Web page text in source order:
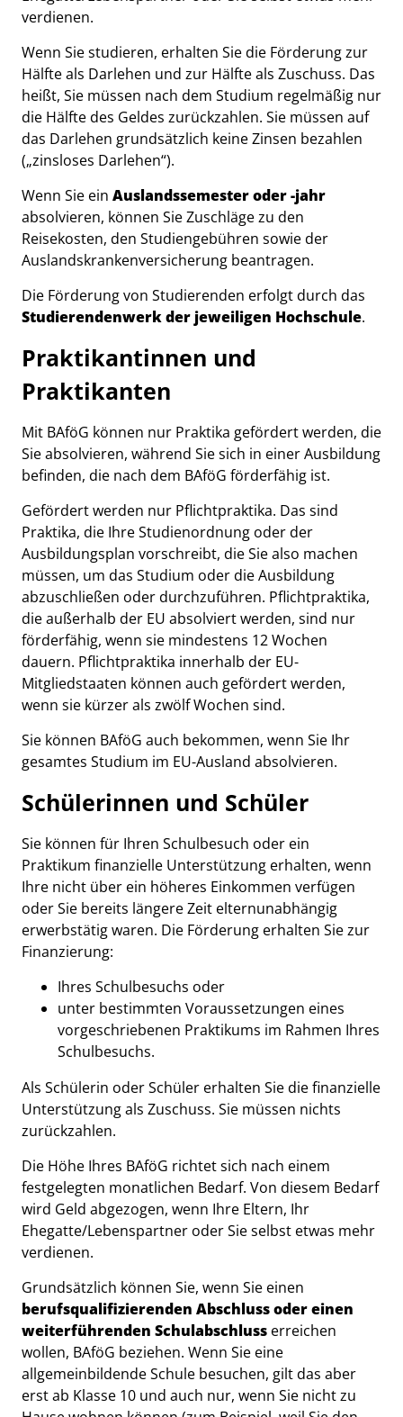
verdienen.
Wenn Sie studieren, erhalten Sie die Förderung zur
Hälfte als Darlehen und zur Hälfte als Zuschuss. Das
heißt, Sie müssen nach dem Studium regelmäßig nur
die Hälfte des Geldes zurückzahlen. Sie müssen auf
das Darlehen grundsätzlich keine Zinsen bezahlen
(„zinsloses Darlehen“).
Wenn Sie ein Auslandssemester oder -jahr
absolvieren, können Sie Zuschläge zu den
Reisekosten, den Studiengebühren sowie der
Auslandskrankenversicherung beantragen.
Die Förderung von Studierenden erfolgt durch das
Studierendenwerk der jeweiligen Hochschule.
Praktikantinnen und
Praktikanten
Mit BAföG können nur Praktika gefördert werden, die
Sie absolvieren, während Sie sich in einer Ausbildung
befinden, die nach dem BAföG förderfähig ist.
Gefördert werden nur Pflichtpraktika. Das sind
Praktika, die Ihre Studienordnung oder der
Ausbildungsplan vorschreibt, die Sie also machen
müssen, um das Studium oder die Ausbildung
abzuschließen oder durchzuführen. Pflichtpraktika,
die außerhalb der EU absolviert werden, sind nur
förderfähig, wenn sie mindestens 12 Wochen
dauern. Pflichtpraktika innerhalb der EU-
Mitgliedstaaten können auch gefördert werden,
wenn sie kürzer als zwölf Wochen sind.
Sie können BAföG auch bekommen, wenn Sie Ihr
gesamtes Studium im EU-Ausland absolvieren.
Schülerinnen und Schüler
Sie können für Ihren Schulbesuch oder ein
Praktikum finanzielle Unterstützung erhalten, wenn
Ihre nicht über ein höheres Einkommen verfügen
oder Sie bereits längere Zeit elternunabhängig
erwerbstätig waren. Die Förderung erhalten Sie zur
Finanzierung:
Ihres Schulbesuchs oder
unter bestimmten Voraussetzungen eines
vorgeschriebenen Praktikums im Rahmen Ihres
Schulbesuchs.
Als Schülerin oder Schüler erhalten Sie die finanzielle
Unterstützung als Zuschuss. Sie müssen nichts
zurückzahlen.
Die Höhe Ihres BAföG richtet sich nach einem
festgelegten monatlichen Bedarf. Von diesem Bedarf
wird Geld abgezogen, wenn Ihre Eltern, Ihr
Ehegatte/Lebenspartner oder Sie selbst etwas mehr
verdienen.
Grundsätzlich können Sie, wenn Sie einen
berufsqualifizierenden Abschluss oder einen
weiterführenden Schulabschluss erreichen
wollen, BAföG beziehen. Wenn Sie eine
allgemeinbildende Schule besuchen, gilt das aber
erst ab Klasse 10 und auch nur, wenn Sie nicht zu